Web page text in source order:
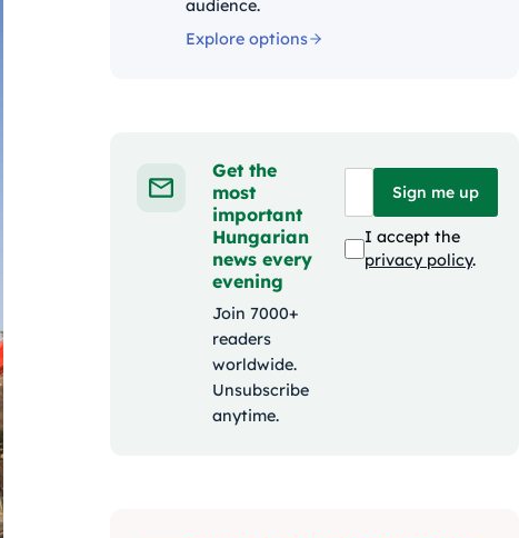
audience.
Explore options
Get the
most
important
Hungarian
news every
evening
Join 7000+
readers
worldwide.
Unsubscribe
anytime.
Sign me up
I accept the
privacy policy.